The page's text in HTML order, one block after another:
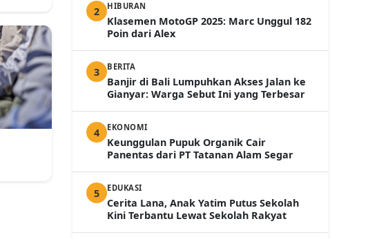
2
HIBURAN
Klasemen MotoGP 2025: Marc Unggul 182
Poin dari Alex
3 BERITA
Banjir di Bali Lumpuhkan Akses Jalan ke
Gianyar: Warga Sebut Ini yang Terbesar
4 EKONOMI
Keunggulan Pupuk Organik Cair
Panentas dari PT Tatanan Alam Segar
5 EDUKASI
Cerita Lana, Anak Yatim Putus Sekolah
Kini Terbantu Lewat Sekolah Rakyat